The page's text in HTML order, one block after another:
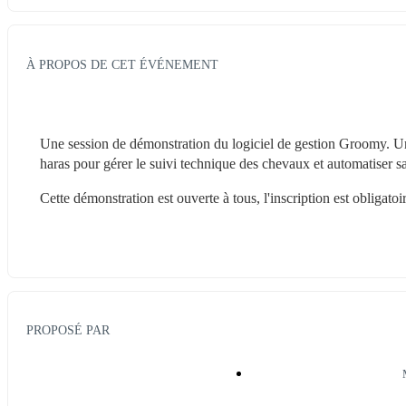
À PROPOS DE CET ÉVÉNEMENT
Une session de démonstration du logiciel de gestion Groomy.
haras pour gérer le suivi technique des chevaux et automatiser
Cette démonstration est ouverte à tous, l'inscription est
PROPOSÉ PAR